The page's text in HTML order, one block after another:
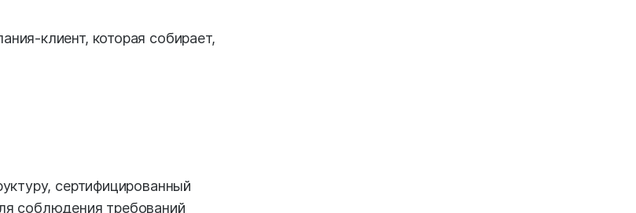
клиент, которая собирает,
сертифицированный
соблюдения требований